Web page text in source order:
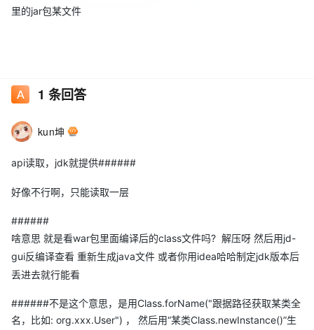
里的jar包某文件
1 条回答
kun坤
api读取，jdk就提供######
好像不行啊，只能读取一层
######
啥意思 就是看war包里面编译后的class文件吗? 解压呀 然后用jd-
gui反编译查看 重新生成java文件 或者你用idea哈哈制定jdk版本后
丢进去就行能看
######不是这个意思，是用Class.forName("跟据路径获取某类全
名，比如: org.xxx.User") ， 然后用“某类Class.newInstance()”生